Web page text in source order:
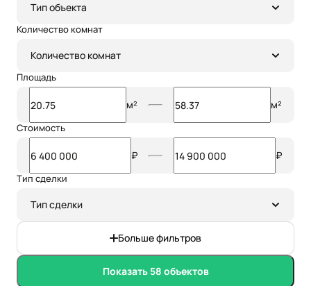
Тип объекта
Количество комнат
Количество комнат
Площадь
м² м²
Стоимость
₽ ₽
Тип сделки
Тип сделки
Больше фильтров
Показать 58 объектов